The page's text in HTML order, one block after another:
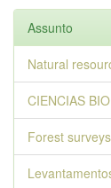
Assunto
Natural
CIENCIAS
Forest surveys